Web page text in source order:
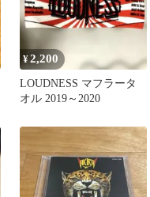
¥2,200
LOUDNESS マフラータ
オル 2019～2020